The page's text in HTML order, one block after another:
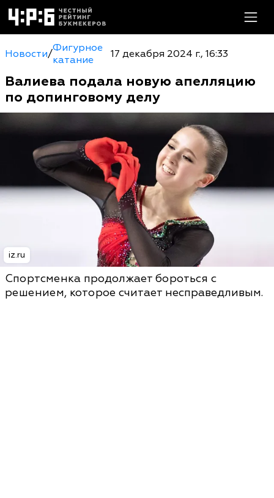
Новости/Фигурное
катание
17 декабря 2024 г., 16:33
Валиева подала новую апелляцию
по допинговому делу
iz.ru
Спортсменка продолжает бороться с
решением, которое считает несправедливым.